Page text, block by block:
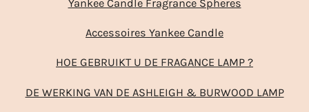
Yankee Candle Fragrance Spheres
Accessoires Yankee Candle
HOE GEBRUIKT U DE FRAGANCE LAMP ?
DE WERKING VAN DE ASHLEIGH & BURWOOD LAMP